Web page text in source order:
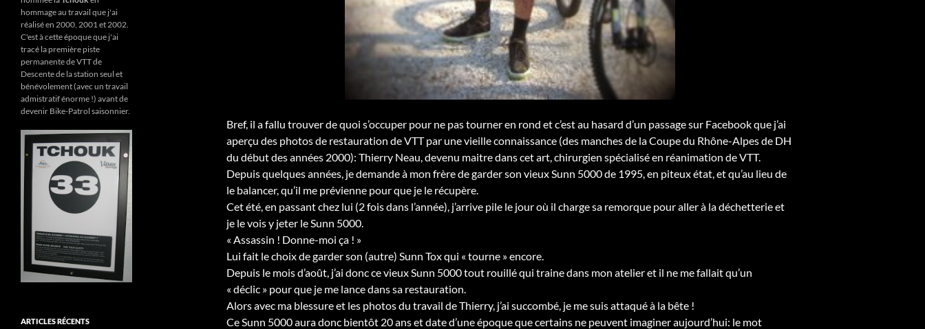
Bref, il a fallu trouver de quoi s’occuper pour ne pas tourner en rond et c’est au hasard d’un passage sur Facebook que j’ai
aperçu des photos de restauration de VTT par une vieille connaissance (des manches de la Coupe du Rhône-Alpes de DH
du début des années 2000): Thierry Neau, devenu maitre dans cet art, chirurgien spécialisé en réanimation de VTT.
Depuis quelques années, je demande à mon frère de garder son vieux Sunn 5000 de 1995, en piteux état, et qu’au lieu de
le balancer, qu’il me prévienne pour que je le récupère.
Cet été, en passant chez lui (2 fois dans l’année), j’arrive pile le jour où il charge sa remorque pour aller à la déchetterie et
je le vois y jeter le Sunn 5000.
« Assassin ! Donne-moi ça ! »
Lui fait le choix de garder son (autre) Sunn Tox qui « tourne » encore.
Depuis le mois d’août, j’ai donc ce vieux Sunn 5000 tout rouillé qui traine dans mon atelier et il ne me fallait qu’un
« déclic » pour que je me lance dans sa restauration.
Alors avec ma blessure et les photos du travail de Thierry, j’ai succombé, je me suis attaqué à la bête !
Ce Sunn 5000 aura donc bientôt 20 ans et date d’une époque que certains ne peuvent imaginer aujourd’hui: le mot
hommage au travail que j'ai
réalisé en 2000, 2001 et 2002.
C'est à cette époque que j'ai
tracé la première piste
permanente de VTT de
Descente de la station seul et
bénévolement (avec un travail
admistratif énorme !) avant de
devenir Bike-Patrol saisonnier.
ARTICLES RÉCENTS